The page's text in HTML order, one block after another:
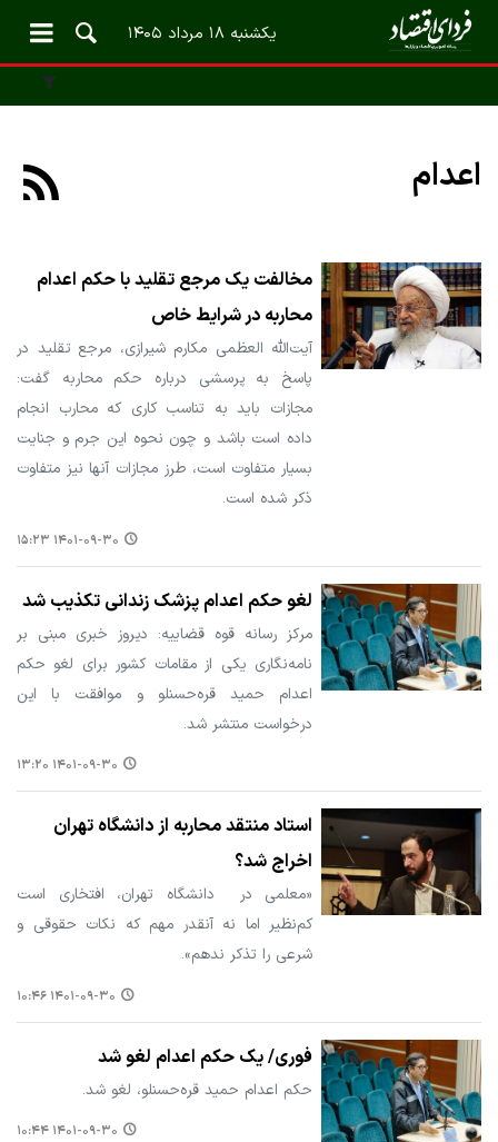
یکشنبه ۱۸ مرداد ۱۴۰۵
اعدام
مخالفت یک مرجع تقلید با حکم اعدام
محاربه در شرایط خاص
آیت‌الله العظمی مکارم شیرازی، مرجع تقلید در
پاسخ به پرسشی درباره حکم محاربه گفت:
مجازات باید به تناسب کاری که محارب انجام
داده است باشد و چون نحوه این جرم و جنایت
بسیار متفاوت است، طرز مجازات آنها نیز متفاوت
ذکر شده است.
۱۴۰۱-۰۹-۳۰ ۱۵:۲۳
لغو حکم اعدام پزشک زندانی تکذیب شد
مرکز رسانه قوه قضاییه: دیروز خبری مبنی بر
نامه‌نگاری یکی از مقامات کشور برای لغو حکم
اعدام حمید قره‌حسنلو و موافقت با این
درخواست منتشر شد.
۱۴۰۱-۰۹-۳۰ ۱۳:۲۰
استاد منتقد محاربه از دانشگاه تهران
اخراج شد؟
«​معلمی در ⁧ دانشگاه تهران،⁩ افتخاری است
کم‌نظیر اما نه آنقدر مهم که نکات حقوقی و
شرعی را تذکر ندهم».
۱۴۰۱-۰۹-۳۰ ۱۰:۴۶
فوری/ یک حکم اعدام لغو شد
حکم اعدام حمید قره‌حسنلو، لغو شد.
۱۴۰۱-۰۹-۳۰ ۱۰:۴۴